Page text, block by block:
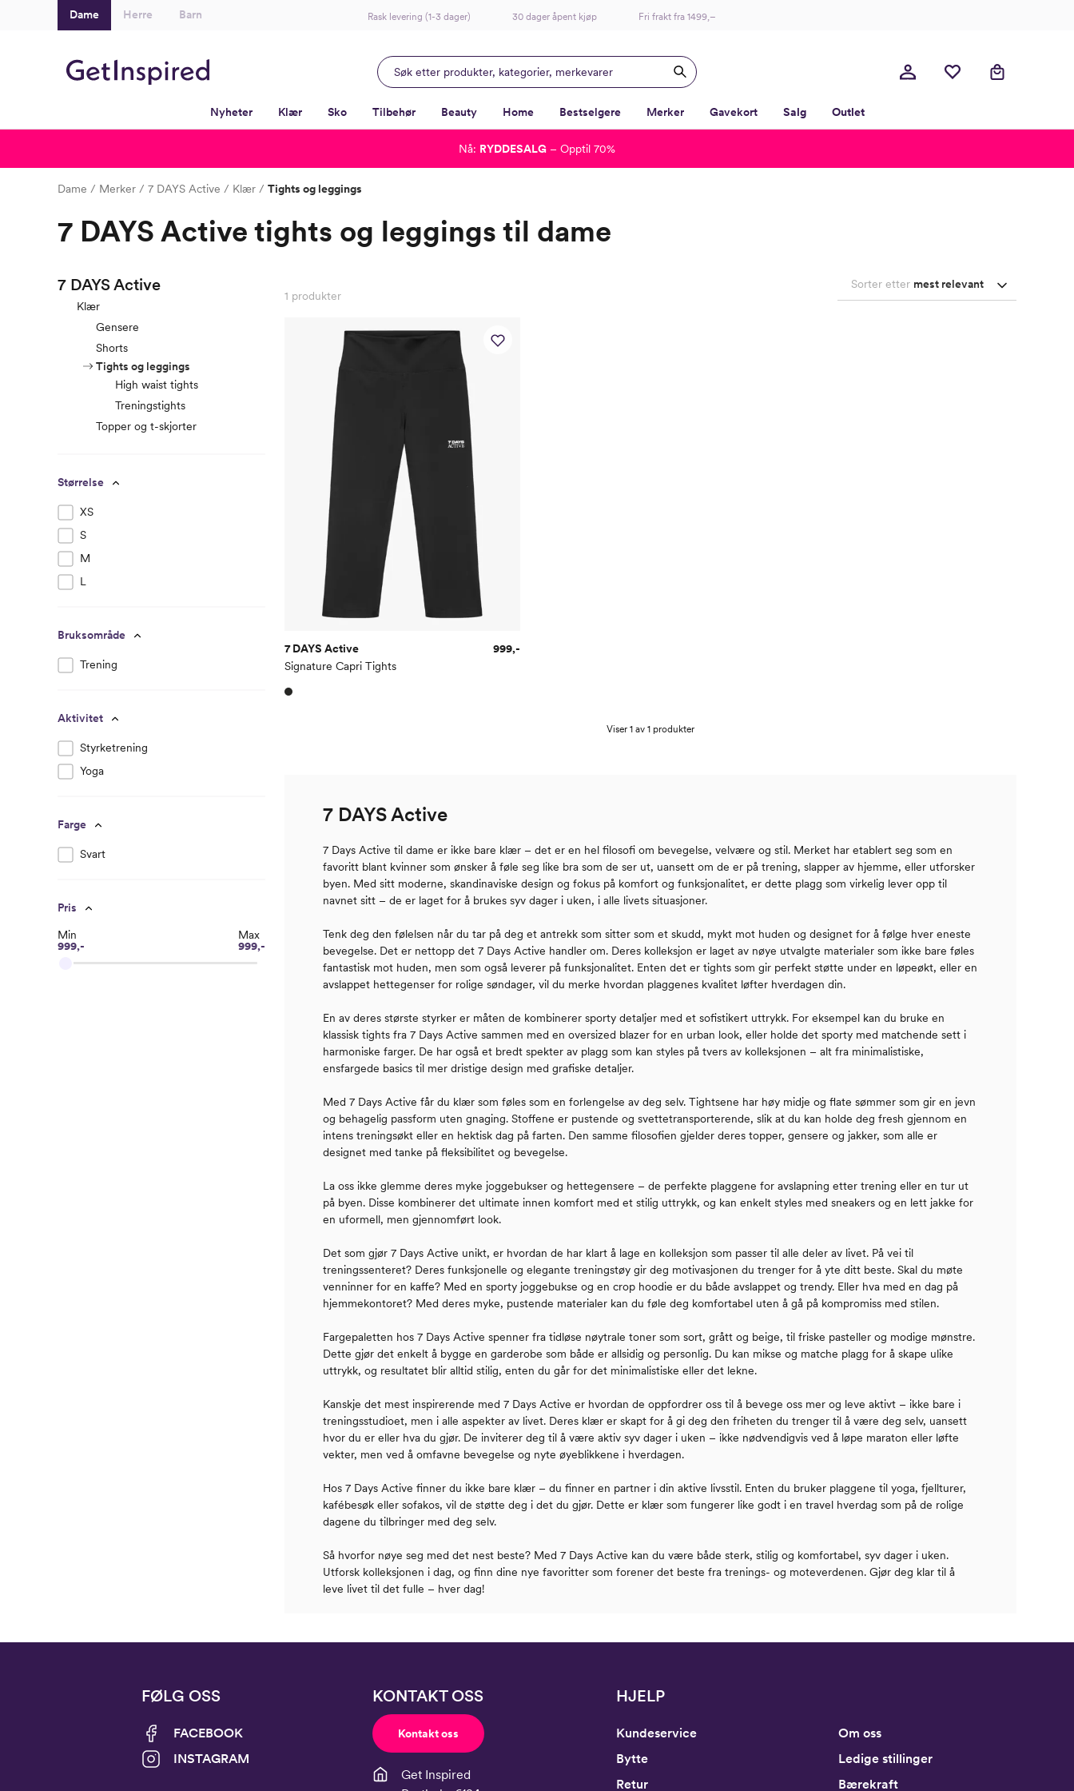
Dame Herre Barn Rask levering (1-3 dager) 30 dager åpent kjøp Fri frakt fra 1499,–
Nyheter Klær Sko Tilbehør Beauty Home Bestselgere Merker Gavekort Salg Outlet
Dame Merker 7 DAYS Active Klær Tights og leggings
7 DAYS Active tights og leggings til dame
7 DAYS Active
Klær
Gensere
Shorts
Tights og leggings
High waist tights
Treningstights
Topper og t-skjorter
Størrelse
XS
S
M
L
Bruksområde
Trening
Aktivitet
Styrketrening
Yoga
Farge
Svart
Pris
Min
999,-
Max
999,-
1 produkter
Sorter etter mest relevant
7 DAYS Active
Signature Capri Tights
999,-
Viser 1 av 1 produkter
7 DAYS Active
7 Days Active til dame er ikke bare klær – det er en hel filosofi om bevegelse, velvære og stil. Merket har etablert seg som en
favoritt blant kvinner som ønsker å føle seg like bra som de ser ut, uansett om de er på trening, slapper av hjemme, eller utforsker
byen. Med sitt moderne, skandinaviske design og fokus på komfort og funksjonalitet, er dette plagg som virkelig lever opp til
navnet sitt – de er laget for å brukes syv dager i uken, i alle livets situasjoner.
Tenk deg den følelsen når du tar på deg et antrekk som sitter som et skudd, mykt mot huden og designet for å følge hver eneste
bevegelse. Det er nettopp det 7 Days Active handler om. Deres kolleksjon er laget av nøye utvalgte materialer som ikke bare føles
fantastisk mot huden, men som også leverer på funksjonalitet. Enten det er tights som gir perfekt støtte under en løpeøkt, eller en
avslappet hettegenser for rolige søndager, vil du merke hvordan plaggenes kvalitet løfter hverdagen din.
En av deres største styrker er måten de kombinerer sporty detaljer med et sofistikert uttrykk. For eksempel kan du bruke en
klassisk tights fra 7 Days Active sammen med en oversized blazer for en urban look, eller holde det sporty med matchende sett i
harmoniske farger. De har også et bredt spekter av plagg som kan styles på tvers av kolleksjonen – alt fra minimalistiske,
ensfargede basics til mer dristige design med grafiske detaljer.
Med 7 Days Active får du klær som føles som en forlengelse av deg selv. Tightsene har høy midje og flate sømmer som gir en jevn
og behagelig passform uten gnaging. Stoffene er pustende og svettetransporterende, slik at du kan holde deg fresh gjennom en
intens treningsøkt eller en hektisk dag på farten. Den samme filosofien gjelder deres topper, gensere og jakker, som alle er
designet med tanke på fleksibilitet og bevegelse.
La oss ikke glemme deres myke joggebukser og hettegensere – de perfekte plaggene for avslapning etter trening eller en tur ut
på byen. Disse kombinerer det ultimate innen komfort med et stilig uttrykk, og kan enkelt styles med sneakers og en lett jakke for
en uformell, men gjennomført look.
Det som gjør 7 Days Active unikt, er hvordan de har klart å lage en kolleksjon som passer til alle deler av livet. På vei til
treningssenteret? Deres funksjonelle og elegante treningstøy gir deg motivasjonen du trenger for å yte ditt beste. Skal du møte
venninner for en kaffe? Med en sporty joggebukse og en crop hoodie er du både avslappet og trendy. Eller hva med en dag på
hjemmekontoret? Med deres myke, pustende materialer kan du føle deg komfortabel uten å gå på kompromiss med stilen.
Fargepaletten hos 7 Days Active spenner fra tidløse nøytrale toner som sort, grått og beige, til friske pasteller og modige mønstre.
Dette gjør det enkelt å bygge en garderobe som både er allsidig og personlig. Du kan mikse og matche plagg for å skape ulike
uttrykk, og resultatet blir alltid stilig, enten du går for det minimalistiske eller det lekne.
Kanskje det mest inspirerende med 7 Days Active er hvordan de oppfordrer oss til å bevege oss mer og leve aktivt – ikke bare i
treningsstudioet, men i alle aspekter av livet. Deres klær er skapt for å gi deg den friheten du trenger til å være deg selv, uansett
hvor du er eller hva du gjør. De inviterer deg til å være aktiv syv dager i uken – ikke nødvendigvis ved å løpe maraton eller løfte
vekter, men ved å omfavne bevegelse og nyte øyeblikkene i hverdagen.
Hos 7 Days Active finner du ikke bare klær – du finner en partner i din aktive livsstil. Enten du bruker plaggene til yoga, fjellturer,
kafébesøk eller sofakos, vil de støtte deg i det du gjør. Dette er klær som fungerer like godt i en travel hverdag som på de rolige
dagene du tilbringer med deg selv.
Så hvorfor nøye seg med det nest beste? Med 7 Days Active kan du være både sterk, stilig og komfortabel, syv dager i uken.
Utforsk kolleksjonen i dag, og finn dine nye favoritter som forener det beste fra trenings- og moteverdenen. Gjør deg klar til å
leve livet til det fulle – hver dag!
FØLG OSS
FACEBOOK
INSTAGRAM
KONTAKT OSS
Kontakt oss
Get Inspired
HJELP
Kundeservice
Bytte
Retur
Om oss
Ledige stillinger
Bærekraft
Nå: RYDDESALG – Opptil 70%
-
-
-
-